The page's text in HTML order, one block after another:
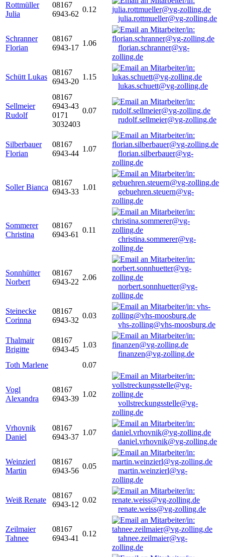
Rottmüller
Julia
08167
6943-62
0.12
julia.rottmueller@vg-zolling.de
Schranner
Florian
08167
6943-17
1.06
florian.schranner@vg-
zolling.de
Schütt Lukas
08167
6943-20
1.15
lukas.schuett@vg-zolling.de
Sellmeier
Rudolf
08167
6943-43
0171
3032403
0.07
rudolf.sellmeier@vg-zolling.de
Silberbauer
Florian
08167
6943-44
1.07
florian.silberbauer@vg-
zolling.de
Soller Bianca
08167
6943-33
1.01
gebuehren.steuern@vg-
zolling.de
Sommerer
Christina
08167
6943-61
0.11
christina.sommerer@vg-
zolling.de
Sonnhütter
Norbert
08167
6943-22
2.06
norbert.sonnhuetter@vg-
zolling.de
Steinecke
Corinna
08167
6943-32
0.03
vhs-zolling@vhs-moosburg.de
Thalmair
Brigitte
08167
6943-45
1.03
finanzen@vg-zolling.de
Toth Marlene
0.07
Vogl
Alexandra
08167
6943-39
1.02
vollstreckungsstelle@vg-
zolling.de
Vrhovnik
Daniel
08167
6943-37
1.07
daniel.vrhovnik@vg-zolling.de
Weinzierl
Martin
08167
6943-56
0.05
martin.weinzierl@vg-
zolling.de
Weiß Renate
08167
6943-12
0.02
renate.weiss@vg-zolling.de
Zeilmaier
Tahnee
08167
6943-41
0.12
tahnee.zeilmaier@vg-
zolling.de